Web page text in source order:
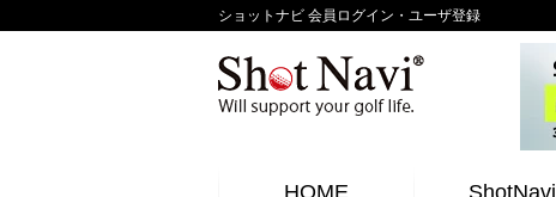
ショットナビ 会員ログイン・ユーザ登録
HOME ShotNavi